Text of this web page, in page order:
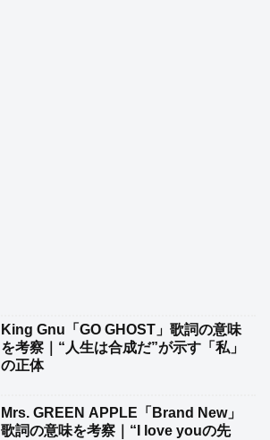
King Gnu「GO GHOST」歌詞の意味
を考察｜“人生は合成だ”が示す「私」
の正体
Mrs. GREEN APPLE「Brand New」
歌詞の意味を考察｜“I love youの先